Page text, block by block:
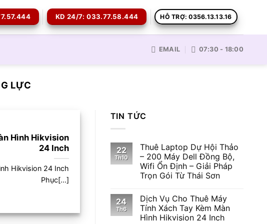
KD 24/7: 033.77.58.444 HỖ TRỢ: 0356.13.13.16
EMAIL 07:30 - 18:00
LỰC
Hình Hikvision
24 Inch
Hikvision 24 Inch
Phục[...]
TIN TỨC
22
Th10
Thuê Laptop Dự Hội Thảo
– 200 Máy Dell Đồng Bộ,
Wifi Ổn Định – Giải Pháp
Trọn Gói Từ Thái Sơn
24
Th6
Dịch Vụ Cho Thuê Máy
Tính Xách Tay Kèm Màn
Hình Hikvision 24 Inch